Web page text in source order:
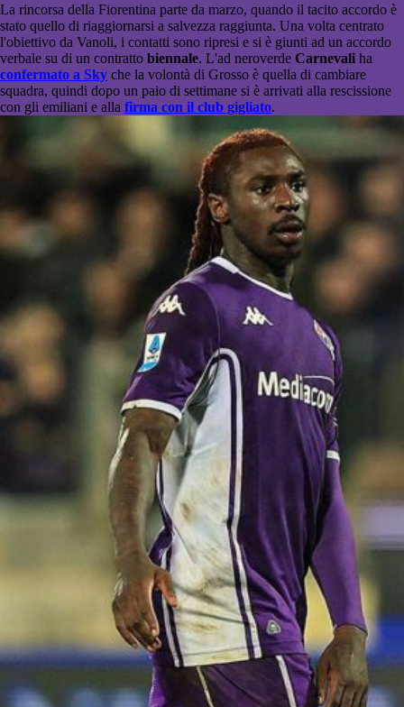
La rincorsa della Fiorentina parte da marzo, quando il tacito accordo è
stato quello di riaggiornarsi a salvezza raggiunta. Una volta centrato
l'obiettivo da Vanoli, i contatti sono ripresi e si è giunti ad un accordo
verbale su di un contratto biennale. L'ad neroverde Carnevali ha
confermato a Sky che la volontà di Grosso è quella di cambiare
squadra, quindi dopo un paio di settimane si è arrivati alla rescissione
con gli emiliani e alla firma con il club gigliato.